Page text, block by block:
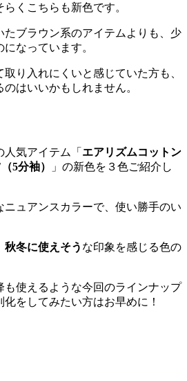
くこちらも新色です。
たブラウン系のアイテムよりも、少
なっています。
り入れにくいと感じていた方も、
はいいかもしれません。
気アイテム「 エアリズムコットン
5分袖）
」の新色を３色ご紹介し
ュアンスカラーで、使い勝手のい
秋冬に使えそう な印象を感じる色の
も使えるような今回のラインナップ
をしてみたい方はお早めに！